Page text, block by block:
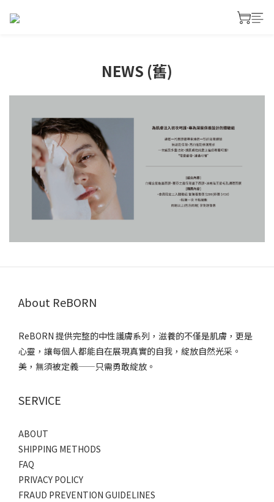
NEWS (舊)
About ReBORN
ReBORN 提供完整的中性護膚系列，滋養的不僅是肌膚，更是
心靈，讓每個人都能自在展現真實的自我，綻放自然光采。
美，無須被定義——只需勇敢綻放。
SERVICE
ABOUT
SHIPPING METHODS
FAQ
PRIVACY POLICY
FRAUD PREVENTION GUIDELINES